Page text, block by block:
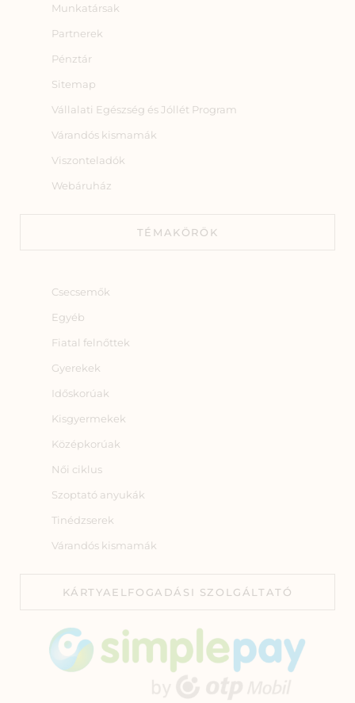
Munkatársak
Partnerek
Pénztár
Sitemap
Vállalati Egészség és Jóllét Program
Várandós kismamák
Viszonteladók
Webáruház
TÉMAKÖRÖK
Csecsemők
Egyéb
Fiatal felnőttek
Gyerekek
Időskorúak
Kisgyermekek
Középkorúak
Női ciklus
Szoptató anyukák
Tinédzserek
Várandós kismamák
KÁRTYAELFOGADÁSI SZOLGÁLTATÓ